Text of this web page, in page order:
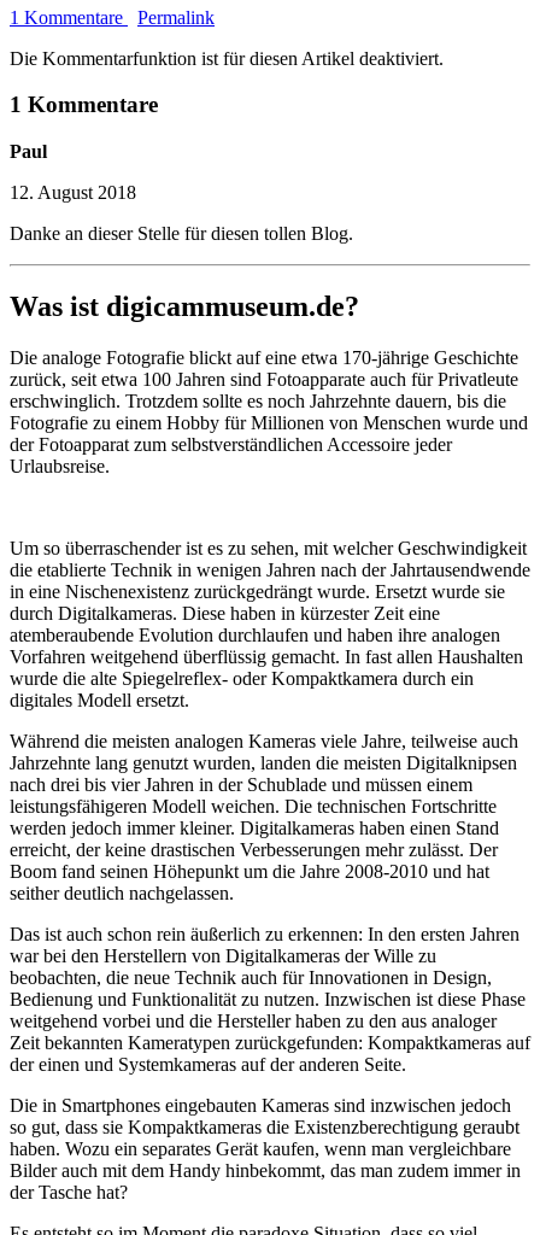
1 Kommentare
Permalink
Die Kommentarfunktion ist für diesen Artikel deaktiviert.
1 Kommentare
Paul
12. August 2018
Danke an dieser Stelle für diesen tollen Blog.
Was ist digicammuseum.de?
Die analoge Fotografie blickt auf eine etwa 170-jährige Geschichte
zurück, seit etwa 100 Jahren sind Fotoapparate auch für Privatleute
erschwinglich. Trotzdem sollte es noch Jahrzehnte dauern, bis die
Fotografie zu einem Hobby für Millionen von Menschen wurde und
der Fotoapparat zum selbstverständlichen Accessoire jeder
Urlaubsreise.
Um so überraschender ist es zu sehen, mit welcher Geschwindigkeit
die etablierte Technik in wenigen Jahren nach der Jahrtausendwende
in eine Nischenexistenz zurückgedrängt wurde. Ersetzt wurde sie
durch Digitalkameras. Diese haben in kürzester Zeit eine
atemberaubende Evolution durchlaufen und haben ihre analogen
Vorfahren weitgehend überflüssig gemacht. In fast allen Haushalten
wurde die alte Spiegelreflex- oder Kompaktkamera durch ein
digitales Modell ersetzt.
Während die meisten analogen Kameras viele Jahre, teilweise auch
Jahrzehnte lang genutzt wurden, landen die meisten Digitalknipsen
nach drei bis vier Jahren in der Schublade und müssen einem
leistungsfähigeren Modell weichen. Die technischen Fortschritte
werden jedoch immer kleiner. Digitalkameras haben einen Stand
erreicht, der keine drastischen Verbesserungen mehr zulässt. Der
Boom fand seinen Höhepunkt um die Jahre 2008-2010 und hat
seither deutlich nachgelassen.
Das ist auch schon rein äußerlich zu erkennen: In den ersten Jahren
war bei den Herstellern von Digitalkameras der Wille zu
beobachten, die neue Technik auch für Innovationen in Design,
Bedienung und Funktionalität zu nutzen. Inzwischen ist diese Phase
weitgehend vorbei und die Hersteller haben zu den aus analoger
Zeit bekannten Kameratypen zurückgefunden: Kompaktkameras auf
der einen und Systemkameras auf der anderen Seite.
Die in Smartphones eingebauten Kameras sind inzwischen jedoch
so gut, dass sie Kompaktkameras die Existenzberechtigung geraubt
haben. Wozu ein separates Gerät kaufen, wenn man vergleichbare
Bilder auch mit dem Handy hinbekommt, das man zudem immer in
der Tasche hat?